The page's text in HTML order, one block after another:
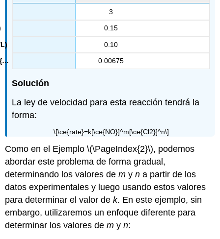
3
0.15
0.10
0.00675
Solución
La ley de velocidad para esta reacción tendrá la
forma:
\[\ce{rate}=k[\ce{NO}]^m[\ce{Cl2}]^n\]
Como en el Ejemplo \(\PageIndex{2}\), podemos
abordar este problema de forma gradual,
determinando los valores dem yn a partir de los
datos experimentales y luego usando estos valores
para determinar el valor dek. En este ejemplo, sin
embargo, utilizaremos un enfoque diferente para
determinar los valores dem yn: